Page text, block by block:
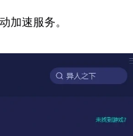
加速服务。